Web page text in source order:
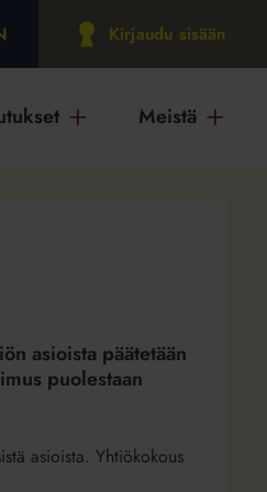
Kirjaudu sisään
Meistä
asioista päätetään
puolestaan
asioista. Yhtiökokous